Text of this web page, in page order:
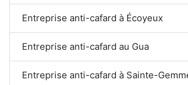
Entreprise anti-cafard à Écoyeux
Entreprise anti-cafard au Gua
Entreprise anti-cafard à Sainte-